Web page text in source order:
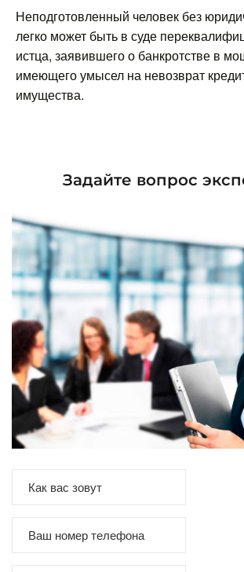
Неподготовленный человек без
легко может быть в суде
истца, заявившего о банкротстве в
имеющего умысел на невозврат
имущества.
Задайте вопрос